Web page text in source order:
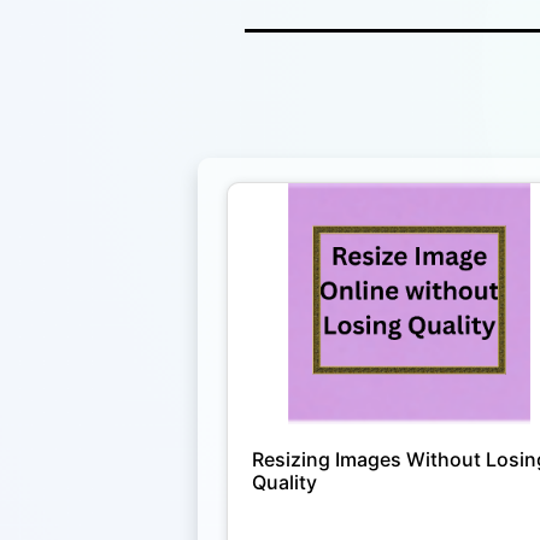
Resizing Images Without
Quality